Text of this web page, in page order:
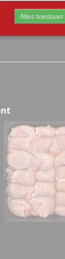
kipstukjes, ideaal
Alles toestaan